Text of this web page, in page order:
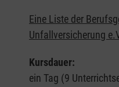
Eine Liste der
Unfallversicherung
Kursdauer:
ein Tag (9